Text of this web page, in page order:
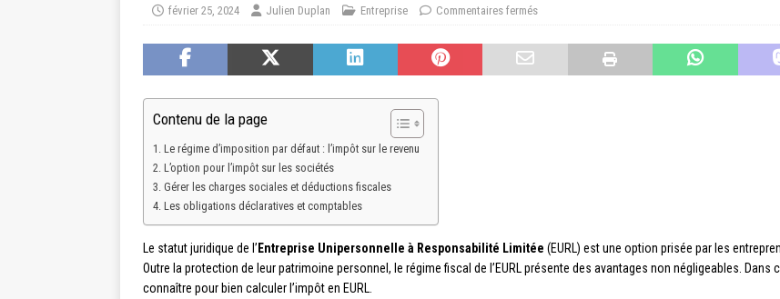
février 25, 2024 Julien Duplan Entreprise Commentaires fermés
Contenu de la page
Le régime d’imposition par défaut : l’impôt sur le revenu
L’option pour l’impôt sur les sociétés
Gérer les charges sociales et déductions fiscales
Les obligations déclaratives et comptables
Le statut juridique de l’ Entreprise Unipersonnelle à Responsabilité Limitée (EURL) est une option prisée par les
Outre la protection de leur patrimoine personnel, le régime fiscal de l’EURL présente des avantages non négligeables.
connaître pour bien calculer l’impôt en EURL.